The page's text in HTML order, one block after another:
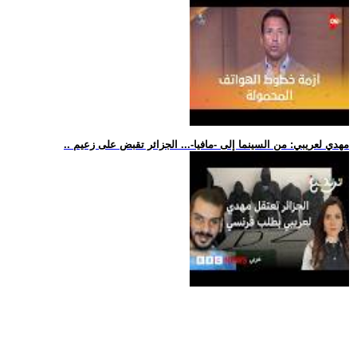
.. مهدي لعريبي: من السينما إلى -مافيا-... الجزائر تقبض على زعيم